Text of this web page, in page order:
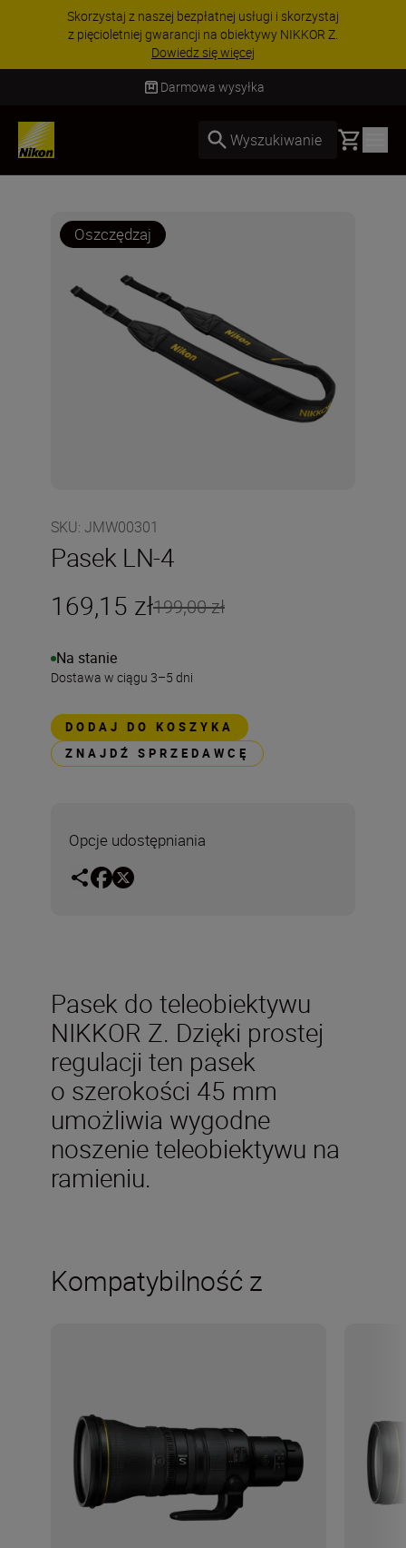
Skorzystaj z naszej bezpłatnej usługi i skorzystaj
z pięcioletniej gwarancji na obiektywy NIKKOR Z.
Dowiedz się więcej
Darmowa wysyłka
Wyszukiwanie Basket
Oszczędzaj
SKU: JMW00301
Pasek LN-4
169,15 zł199,00 zł
Na stanie
Dostawa w ciągu 3–5 dni
DODAJ DO KOSZYKA
ZNAJDŹ SPRZEDAWCĘ
Opcje udostępniania
Pasek do teleobiektywu
NIKKOR Z. Dzięki prostej
regulacji ten pasek
o szerokości 45 mm
umożliwia wygodne
noszenie teleobiektywu na
ramieniu.
Kompatybilność z